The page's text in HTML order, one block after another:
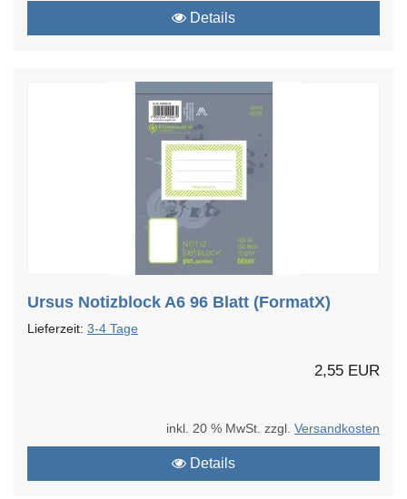
Details
Ursus Notizblock A6 96 Blatt (FormatX)
Lieferzeit: 3-4 Tage
2,55 EUR
inkl. 20 % MwSt. zzgl. Versandkosten
Details